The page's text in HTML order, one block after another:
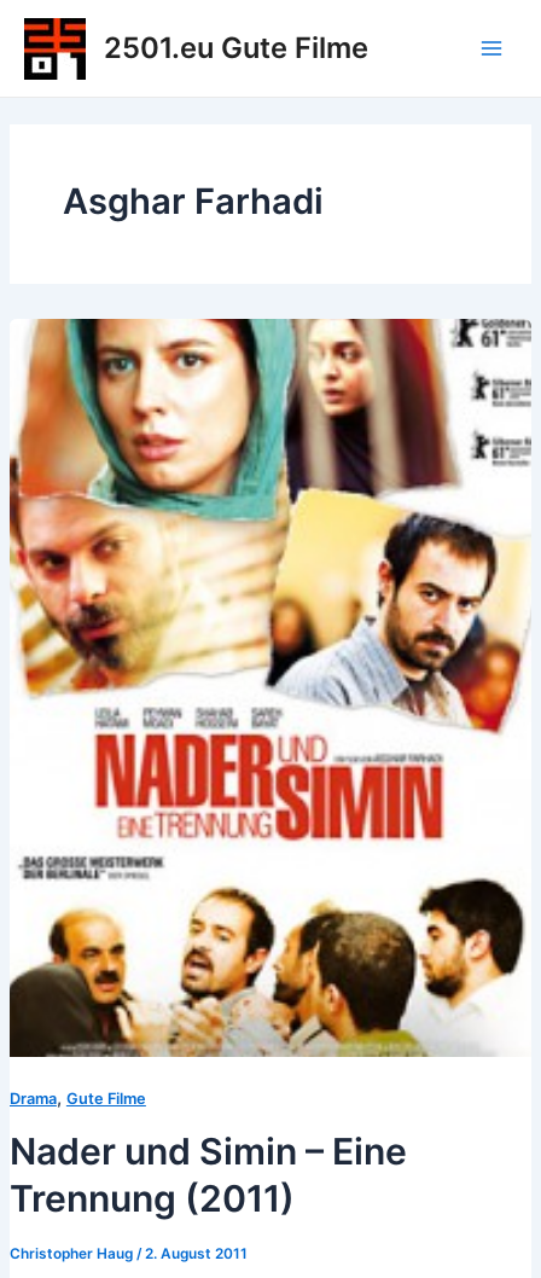
Zum
Inhalt
springen
2501.eu Gute Filme
Asghar Farhadi
Drama, Gute Filme
Nader und Simin – Eine
Trennung (2011)
Christopher Haug /2. August 2011